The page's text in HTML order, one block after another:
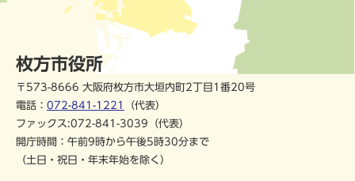
枚方市役所
〒573-8666 大阪府枚方市大垣内町2丁目1番20号
電話： 072-841-1221
（代表）
ファックス:072-841-3039（代表）
開庁時間：午前9時から午後5時30分まで
（土日・祝日・年末年始を除く）